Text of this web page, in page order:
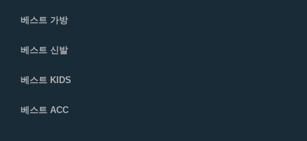
베스트 가방
베스트 신발
베스트 KIDS
베스트 ACC